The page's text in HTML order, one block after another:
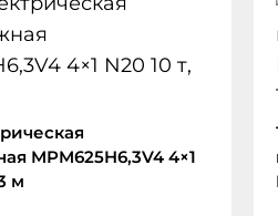
MPM625H6,3V4 4×1
м